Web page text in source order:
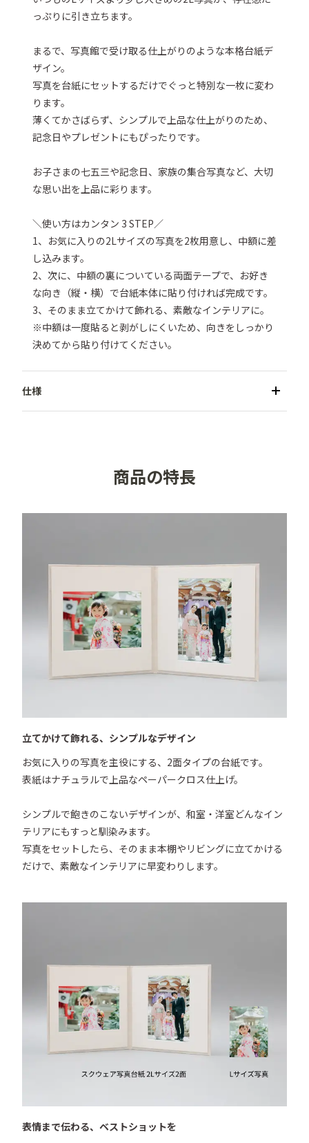
っぷりに引き立ちます。
まるで、写真館で受け取る仕上がりのような本格台紙デ
ザイン。
写真を台紙にセットするだけでぐっと特別な一枚に変わ
ります。
薄くてかさばらず、シンプルで上品な仕上がりのため、
記念日やプレゼントにもぴったりです。
お子さまの七五三や記念日、家族の集合写真など、大切
な思い出を上品に彩ります。
＼使い方はカンタン 3 STEP／
1、お気に入りの2Lサイズの写真を2枚用意し、中額に差
し込みます。
2、次に、中額の裏についている両面テープで、お好き
な向き（縦・横）で台紙本体に貼り付ければ完成です。
3、そのまま立てかけて飾れる、素敵なインテリアに。
※中額は一度貼ると剥がしにくいため、向きをしっかり
決めてから貼り付けてください。
●仕様／二つ折り、タテヨコ兼用
●表紙厚／約2.5mm
合) *横の場合は約W165×H115mm
●表紙材質／ペーパークロス（非塩ビ製）
●付属品／中額2枚
商品の特長
立てかけて飾れる、シンプルなデザイン
お気に入りの写真を主役にする、2面タイプの台紙です。
表紙はナチュラルで上品なペーパークロス仕上げ。
シンプルで飽きのこないデザインが、和室・洋室どんなイン
テリアにもすっと馴染みます。
写真をセットしたら、そのまま本棚やリビングに立てかける
だけで、素敵なインテリアに早変わりします。
表情まで伝わる、ベストショットを